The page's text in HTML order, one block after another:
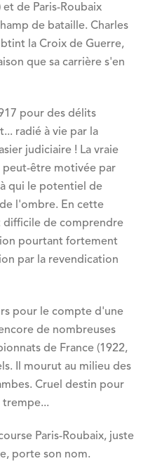
et de Paris-Roubaix
de bataille. Charles
la Croix de Guerre,
que sa carrière s'en
pour des délits
radié à vie par la
judiciaire ! La vraie
peut-être motivée par
qui le potentiel de
l'ombre. En cette
de comprendre
pourtant fortement
par la revendication
pour le compte d'une
de nombreuses
de France (1922,
Il mourut au milieu des
Cruel destin pour
trempe...
Paris-Roubaix, juste
porte son nom.